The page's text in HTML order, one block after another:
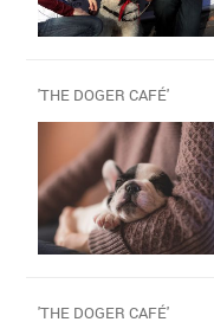
'THE DOGER CAFÉ'
'THE DOGER CAFÉ'